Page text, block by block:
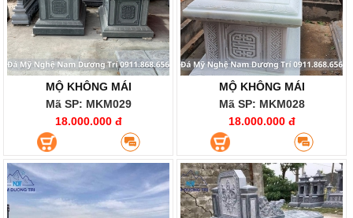
MỘ KHÔNG MÁI
Mã SP: MKM029
18.000.000 đ
MỘ KHÔNG MÁI
Mã SP: MKM028
18.000.000 đ